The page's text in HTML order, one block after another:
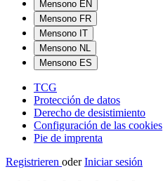
Mensono EN
Mensono FR
Mensono IT
Mensono NL
Mensono ES
TCG
Protección de datos
Derecho de desistimiento
Configuración de las cookies
Pie de imprenta
Registrieren oder Iniciar sesión